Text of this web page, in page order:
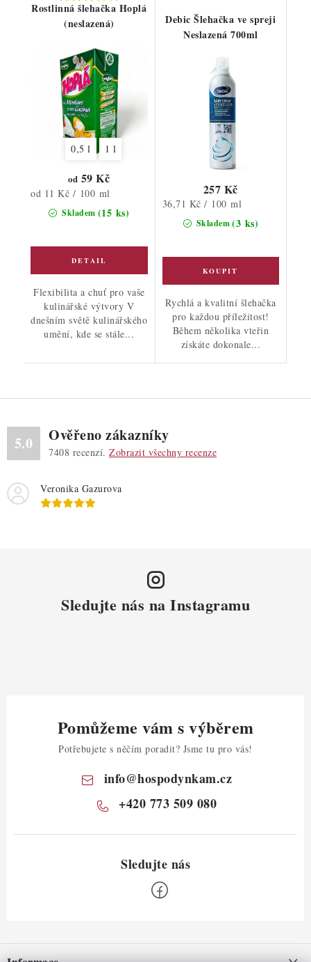
Rostlinná šlehačka Hoplá
(neslazená)
0,5 l 1 l
Skladem (15 ks)
od 59 Kč
Měrná
cena:
od 11 Kč / 100 ml
Flexibilita a chuť pro vaše
kulinářské výtvory V
dnešním světě kulinářského
umění, kde se stále...
Debic Šlehačka ve spreji
Neslazená 700ml
Skladem(3 ks)
257 Kč
Měrná
36,71 Kč / 100 ml
Rychlá a kvalitní šlehačka
pro každou příležitost!
Během několika vteřin
získáte dokonale...
5.0 Ověřeno zákazníky
7408 recenzí. Zobrazit všechny recenze
Veronika Gazurova
Sledujte nás na Instagramu
Pomůžeme vám s výběrem
Potřebujete s něčím poradit? Jsme tu pro vás!
info@hospodynkam.cz
+420 773 509 080